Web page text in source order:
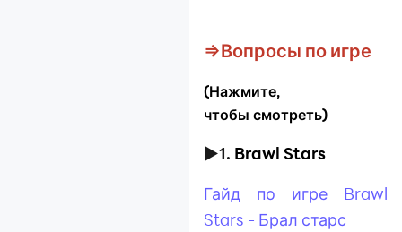
⇒Вопросы по игре
(Нажмите,
чтобы смотреть)
►1. Brawl Stars
Гайд по игре Brawl
Stars - Брал старс